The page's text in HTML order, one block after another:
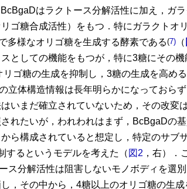
BcBgaDはラクトース分解活性に加え，ガ
ゴ糖合成活性）をもつ．特にガラクトオ
多様なオリゴ糖を生成する酵素である(7) （
としての機能をもつが，特に3糖にその
リゴ糖の生成を抑制し，3糖の生成を高め
立体構造情報は長年明らかになっておら
いまだ確立されていないため，その改変
れたいが，われわれはまず，BcBgaDの
ら構成されていると想定し，特定のサブ
するというモデルを考えた（ 図2 ，右）．
ス分解活性は阻害しないモノボディを選
，その中から，4糖以上のオリゴ糖の生